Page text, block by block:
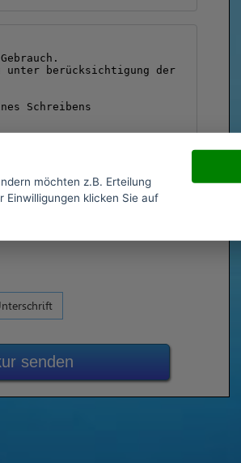
senden
möchten z.B. Erteilung
Einwilligungen klicken Sie auf